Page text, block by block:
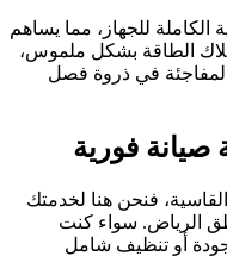
الكاملة للجهاز، مما يساهم
الطاقة بشكل ملموس،
المفاجئة في ذروة فصل
فنحن هنا لخدمتك
الرياض. سواء كنت
أو تنظيف شامل